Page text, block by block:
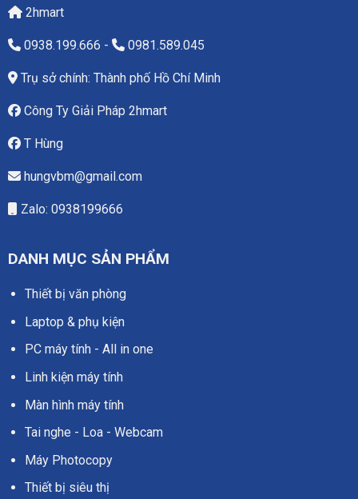
2hmart
0938.199.666 - 0981.589.045
Trụ sở chính: Thành phố Hồ Chí Minh
Công Ty Giải Pháp 2hmart
T Hùng
hungvbm@gmail.com
Zalo: 0938199666
DANH MỤC SẢN PHẨM
Thiết bị văn phòng
Laptop & phụ kiện
PC máy tính - All in one
Linh kiện máy tính
Màn hình máy tính
Tai nghe - Loa - Webcam
Máy Photocopy
Thiết bị siêu thị